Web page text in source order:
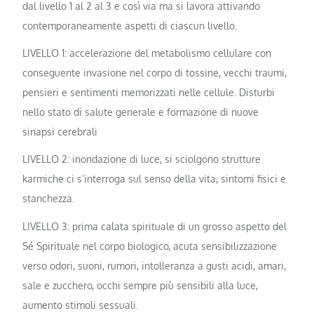
dal livello 1 al 2 al 3 e così via ma si lavora attivando
contemporaneamente aspetti di ciascun livello.
LIVELLO 1: accelerazione del metabolismo cellulare con
conseguente invasione nel corpo di tossine, vecchi traumi,
pensieri e sentimenti memorizzati nelle cellule. Disturbi
nello stato di salute generale e formazione di nuove
sinapsi cerebrali
LIVELLO 2: inondazione di luce, si sciolgono strutture
karmiche ci s’interroga sul senso della vita, sintomi fisici e
stanchezza.
LIVELLO 3: prima calata spirituale di un grosso aspetto del
Sé Spirituale nel corpo biologico, acuta sensibilizzazione
verso odori, suoni, rumori, intolleranza a gusti acidi, amari,
sale e zucchero, occhi sempre più sensibili alla luce,
aumento stimoli sessuali.